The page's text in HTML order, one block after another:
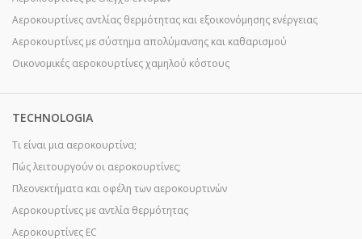
Αεροκουρτίνες αντλίας θερμότητας και εξοικονόμησης ενέργειας
Αεροκουρτίνες με σύστημα απολύμανσης και καθαρισμού
Οικονομικές αεροκουρτίνες χαμηλού κόστους
TECHNOLOGIA
Τι είναι μια αεροκουρτίνα;
Πώς λειτουργούν οι αεροκουρτίνες;
Πλεονεκτήματα και οφέλη των αεροκουρτινών
Αεροκουρτίνες με αντλία θερμότητας
Αεροκουρτίνες EC